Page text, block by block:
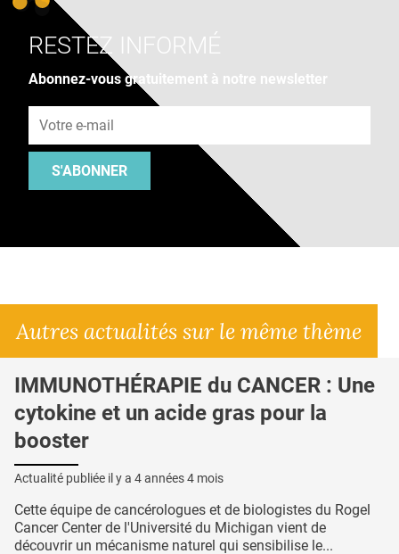
RESTEZ INFORMÉ
Abonnez-vous gratuitement à notre newsletter
S'ABONNER
Autres actualités sur le même thème
IMMUNOTHÉRAPIE du CANCER : Une
cytokine et un acide gras pour la
booster
Actualité publiée il y a 4 années 4 mois
Cette équipe de cancérologues et de biologistes du Rogel
Cancer Center de l'Université du Michigan vient de
découvrir un mécanisme naturel qui sensibilise le...